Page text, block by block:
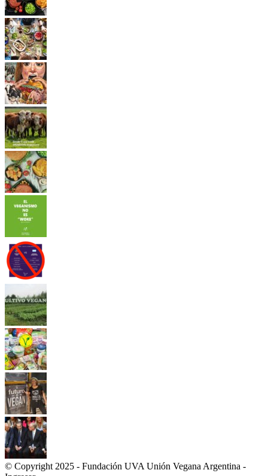
© Copyright 2025 - Fundación UVA Unión Vegana Argentina -